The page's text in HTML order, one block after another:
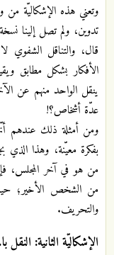
وتعني هذه الإشكاليّة
تدوين، ولم تصل إلينا
قال، والتناقل الشفوي
الأفكار بشكل مطابق
ينقل الواحد منهم عن
عدّة أشخاص؟!
ومن أمثلة ذلك عندهم
بفكرة معيّنة، وهذا
من هو في آخر المجلس،
من الشخص الأخير؛
والتحريف.
الإشكاليّة الثانية: النقل